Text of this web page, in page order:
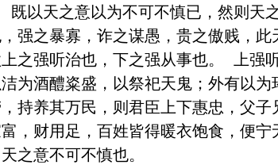
以天之意以为不可不慎已，然则天
强之暴寡，诈之谋愚，贵之傲贱，此
之强听治也，下之强从事也。 上强
为酒醴粢盛，以祭祀天鬼；外有以
持养其万民，则君臣上下惠忠，父
，财用足，百姓皆得暖衣饱食，便
之意不可不慎也。